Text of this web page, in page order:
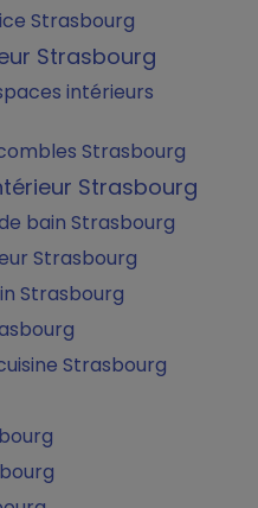
Strasbourg
Strasbourg
intérieurs
Strasbourg
Strasbourg
bain Strasbourg
Strasbourg
Strasbourg
Strasbourg